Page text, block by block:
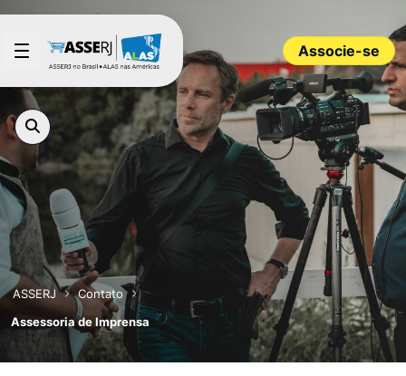
Pular para o Conteúdo principal
Associe-se
ASSERJ
Contato
Assessoria de Imprensa